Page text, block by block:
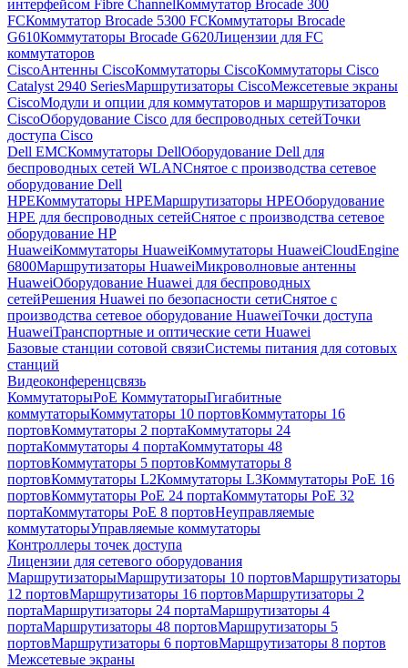
интерфейсом Fibre ChannelКоммутатор Brocade 300
FCКоммутатор Brocade 5300 FCКоммутаторы Brocade
G610Коммутаторы Brocade G620Лицензии для FC
коммутаторов
CiscoАнтенны CiscoКоммутаторы CiscoКоммутаторы Cisco
Catalyst 2940 SeriesМаршрутизаторы CiscoМежсетевые экраны
CiscoМодули и опции для коммутаторов и маршрутизаторов
CiscoОборудование Cisco для беспроводных сетейТочки
доступа Cisco
Dell EMCКоммутаторы DellОборудование Dell для
беспроводных сетей WLANСнятое с производства сетевое
оборудование Dell
HPEКоммутаторы HPEМаршрутизаторы HPEОборудование
HPE для беспроводных сетейСнятое с производства сетевое
оборудование HP
HuaweiКоммутаторы HuaweiКоммутаторы HuaweiCloudEngine
6800Маршрутизаторы HuaweiМикроволновые антенны
HuaweiОборудование Huawei для беспроводных
сетейРешения Huawei по безопасности сетиСнятое с
производства сетевое оборудование HuaweiТочки доступа
HuaweiТранспортные и оптические сети Huawei
Базовые станции сотовой связиСистемы питания для сотовых
станций
Видеоконференцсвязь
КоммутаторыPoE КоммутаторыГигабитные
коммутаторыКоммутаторы 10 портовКоммутаторы 16
портовКоммутаторы 2 портаКоммутаторы 24
портаКоммутаторы 4 портаКоммутаторы 48
портовКоммутаторы 5 портовКоммутаторы 8
портовКоммутаторы L2Коммутаторы L3Коммутаторы PoE 16
портовКоммутаторы PoE 24 портаКоммутаторы PoE 32
портаКоммутаторы PoE 8 портовНеуправляемые
коммутаторыУправляемые коммутаторы
Контроллеры точек доступа
Лицензии для сетевого оборудования
МаршрутизаторыМаршрутизаторы 10 портовМаршрутизаторы
12 портовМаршрутизаторы 16 портовМаршрутизаторы 2
портаМаршрутизаторы 24 портаМаршрутизаторы 4
портаМаршрутизаторы 48 портовМаршрутизаторы 5
портовМаршрутизаторы 6 портовМаршрутизаторы 8 портов
Межсетевые экраны